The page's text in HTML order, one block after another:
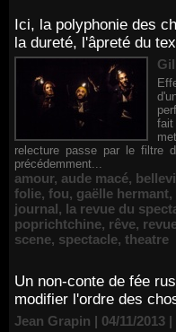
Ici, la polyphonie des
la dureté, l'âpreté du
fait
relecture passe par le filtre
précédemment...
amour, aude macé,
folie, fou, gaëlle hermant,
journal, la revue du
poprichtchine, rêve,
scene, spectacle, theatre
Un non-conte de fée
modifier l'ordre des
Jean Grapin | 04/11/2013 |